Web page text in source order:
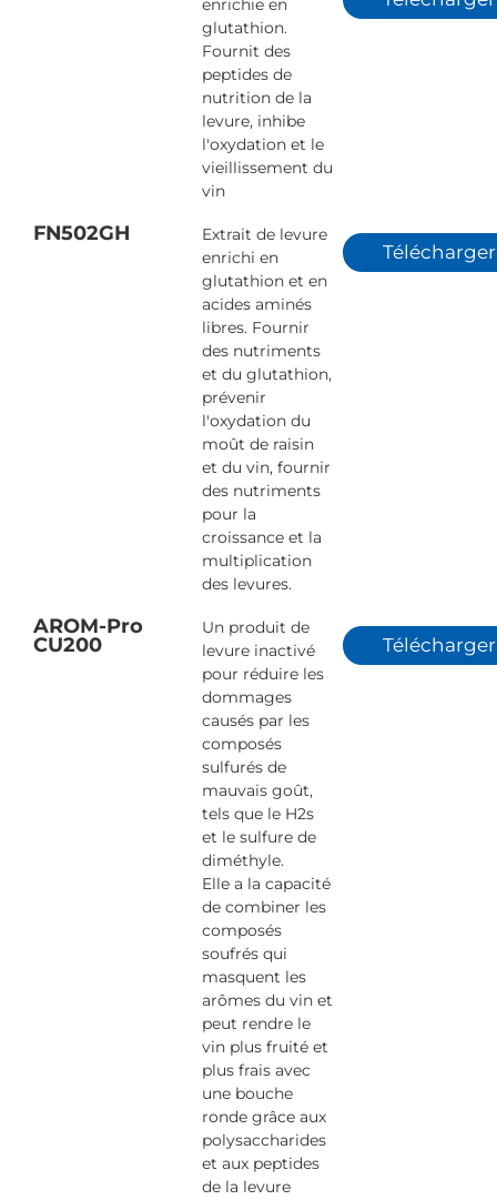
enrichie en
glutathion.
Fournit des
peptides de
nutrition de la
levure, inhibe
l'oxydation et le
vieillissement du
vin
FN502GH
Extrait de levure
enrichi en
glutathion et en
acides aminés
libres. Fournir
des nutriments
et du glutathion,
prévenir
l'oxydation du
moût de raisin
et du vin, fournir
des nutriments
pour la
croissance et la
multiplication
des levures.
Télécharger
AROM-Pro
CU200
Un produit de
levure inactivé
pour réduire les
dommages
causés par les
composés
sulfurés de
mauvais goût,
tels que le H2s
et le sulfure de
diméthyle.
Elle a la capacité
de combiner les
composés
soufrés qui
masquent les
arômes du vin et
peut rendre le
vin plus fruité et
plus frais avec
une bouche
ronde grâce aux
polysaccharides
et aux peptides
de la levure
Télécharger